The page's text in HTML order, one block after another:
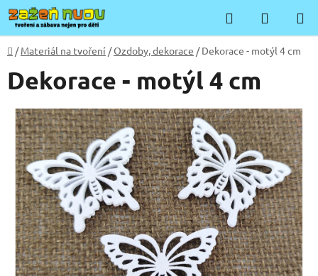
Přejít
na
obsah
Hledat
KOŠÍK
Domů
/ Materiál na tvoření /Ozdoby, dekorace / Dekorace - motýl 4 cm
Dekorace - motýl 4 cm